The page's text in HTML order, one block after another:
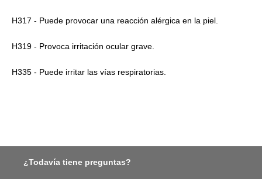
H317 - Puede provocar una reacción alérgica en la piel.
H319 - Provoca irritación ocular grave.
H335 - Puede irritar las vías respiratorias.
¿Todavía tiene preguntas?